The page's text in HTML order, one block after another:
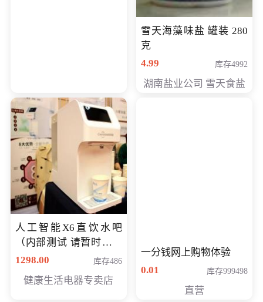
雪天海藻味盐 罐装 280
克
4.99
库存4992
湖南盐业公司 雪天食盐
人工智能X6直饮水吧
（内部测试 请暂时不要
购买）
1298.00 库存486
健康生活电器专卖店
一分钱网上购物体验
0.01
库存999498
直营